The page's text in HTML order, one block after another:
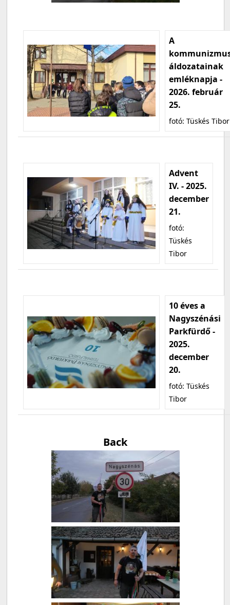
A
áldozatainak
emléknapja -
2026. február
25.
fotó: Tüskés Tibor
Advent
IV. - 2025.
december
21.
fotó:
Tüskés
Tibor
10 éves a
Nagyszénási
Parkfürdő -
2025.
december
20.
fotó: Tüskés
Tibor
Back